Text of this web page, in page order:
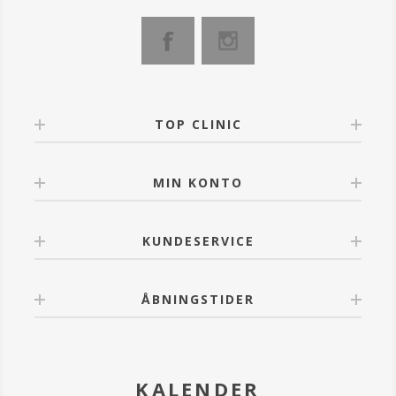
TOP CLINIC
MIN KONTO
KUNDESERVICE
ÅBNINGSTIDER
KALENDER